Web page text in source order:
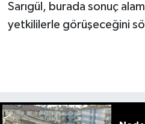
Sarıgül, burada sonuç
yetkililerle görüşeceğini